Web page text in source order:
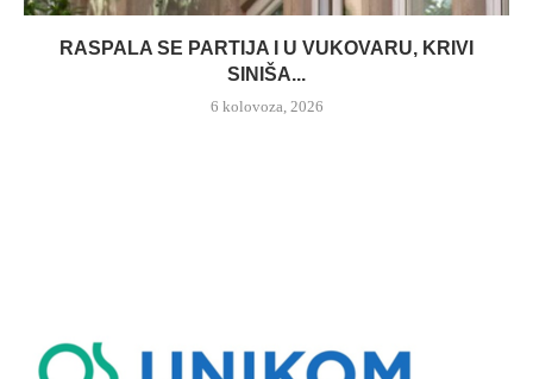
RASPALA SE PARTIJA I U VUKOVARU, KRIVI
SINIŠA...
6 kolovoza, 2026